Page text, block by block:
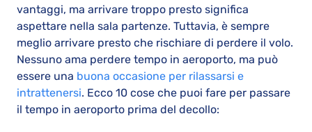
vantaggi, ma arrivare troppo presto significa
aspettare nella sala partenze. Tuttavia, è sempre
meglio arrivare presto che rischiare di perdere il volo.
Nessuno ama perdere tempo in aeroporto, ma può
essere una buona occasione per rilassarsi e
intrattenersi. Ecco 10 cose che puoi fare per passare
il tempo in aeroporto prima del decollo: